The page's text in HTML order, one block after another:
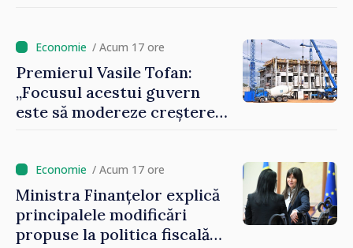
/ Acum 17 ore
Premierul Vasile Tofan:
„Focusul acestui guvern
este să modereze creșterea
/ Acum 17 ore
Ministra Finanțelor explică
principalele modificări
propuse la politica fiscală